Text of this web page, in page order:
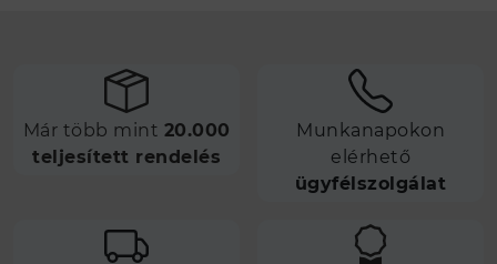
Már több mint 20.000
teljesített rendelés
Munkanapokon
elérhető
ügyfélszolgálat